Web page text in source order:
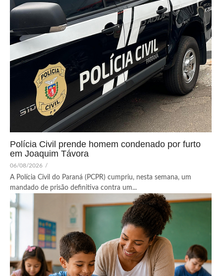
Polícia Civil prende homem condenado por furto
em Joaquim Távora
06/08/2026 /
A Polícia Civil do Paraná (PCPR) cumpriu, nesta semana, um
mandado de prisão definitiva contra um...